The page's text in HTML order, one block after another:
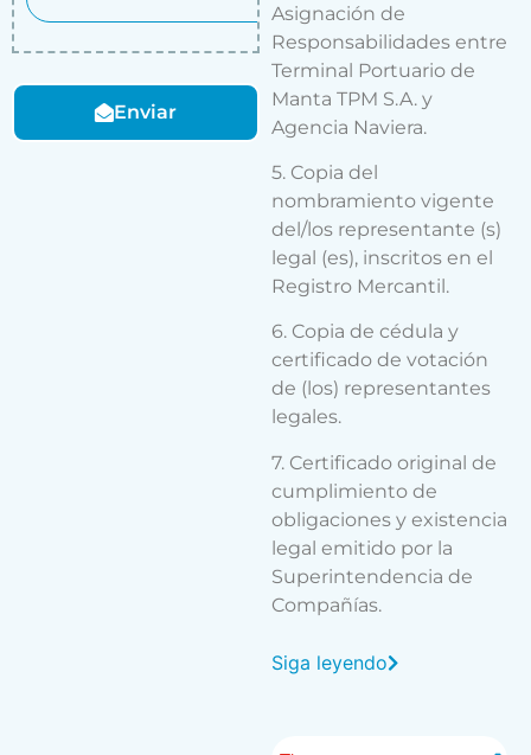
Enviar
Asignación de
Responsabilidades entre
Terminal Portuario de
Manta TPM S.A. y
Agencia Naviera.
5. Copia del
nombramiento vigente
del/los representante (s)
legal (es), inscritos en el
Registro Mercantil.
6. Copia de cédula y
certificado de votación
de (los) representantes
legales.
7. Certificado original de
cumplimiento de
obligaciones y existencia
legal emitido por la
Superintendencia de
Compañías.
Siga leyendo